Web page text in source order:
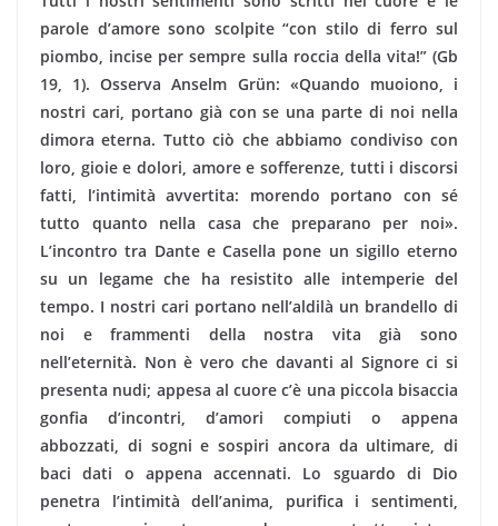
parole d’amore sono scolpite “con stilo di ferro sul
piombo, incise per sempre sulla roccia della vita!” (Gb
19, 1). Osserva Anselm Grün: «Quando muoiono, i
nostri cari, portano già con se una parte di noi nella
dimora eterna. Tutto ciò che abbiamo condiviso con
loro, gioie e dolori, amore e sofferenze, tutti i discorsi
fatti, l’intimità avvertita: morendo portano con sé
tutto quanto nella casa che preparano per noi».
L’incontro tra Dante e Casella pone un sigillo eterno
su un legame che ha resistito alle intemperie del
tempo. I nostri cari portano nell’aldilà un brandello di
noi e frammenti della nostra vita già sono
nell’eternità. Non è vero che davanti al Signore ci si
presenta nudi; appesa al cuore c’è una piccola bisaccia
gonfia d’incontri, d’amori compiuti o appena
abbozzati, di sogni e sospiri ancora da ultimare, di
baci dati o appena accennati. Lo sguardo di Dio
penetra l’intimità dell’anima, purifica i sentimenti,